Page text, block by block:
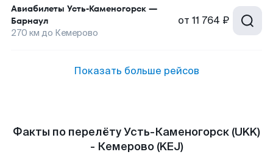
Авиабилеты Усть-Каменогорск —
Барнаул
270 км до Кемерово
от 11 764 ₽
Показать больше рейсов
Факты по перелёту Усть-Каменогорск (UKK)
- Кемерово (KEJ)